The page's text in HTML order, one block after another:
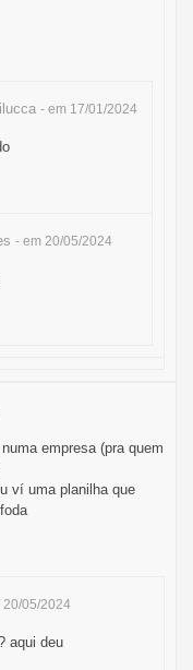
- em 17/01/2024
- em 20/05/2024
empresa (pra quem
ví uma planilha que
20/05/2024
aqui deu